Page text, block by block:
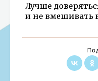
Лучше
и не вмешивать